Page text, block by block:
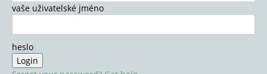
vaše uživatelské jméno
heslo